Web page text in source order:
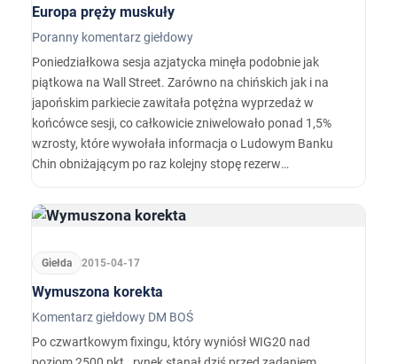
Europa pręży muskuły
Poranny komentarz giełdowy
Poniedziałkowa sesja azjatycka minęła podobnie jak
piątkowa na Wall Street. Zarówno na chińskich jak i na
japońskim parkiecie zawitała potężna wyprzedaż w
końcówce sesji, co całkowicie zniwelowało ponad 1,5%
wzrosty, które wywołała informacja o Ludowym Banku
Chin obniżającym po raz kolejny stopę rezerw
Giełda 2015-04-17
Wymuszona korekta
Komentarz giełdowy DM BOŚ
Po czwartkowym fixingu, który wyniósł WIG20 nad